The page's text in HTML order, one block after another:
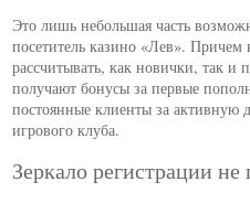
Это лишь небольшая часть
посетитель казино «Лев». Причем
рассчитывать, как новички, так
получают бонусы за первые
постоянные клиенты за активную
игрового клуба.
Зеркало регистрации не